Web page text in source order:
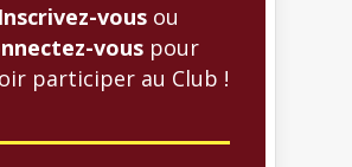
Inscrivez-vous ou
vous pour
participer au Club !